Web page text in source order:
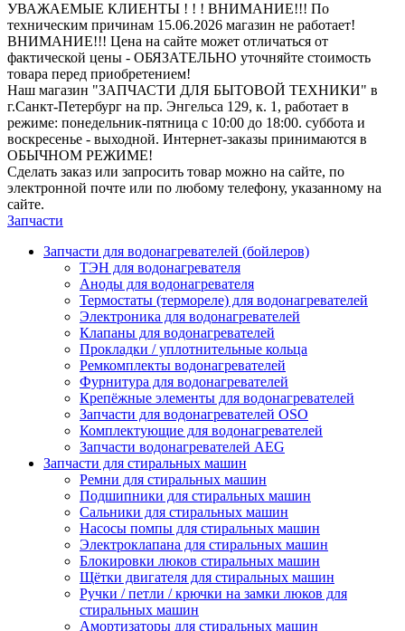
УВАЖАЕМЫЕ КЛИЕНТЫ ! ! ! ВНИМАНИЕ!!! По
техническим причинам 15.06.2026 магазин не работает!
ВНИМАНИЕ!!! Цена на сайте может отличаться от
фактической цены - ОБЯЗАТЕЛЬНО уточняйте стоимость
товара перед приобретением!
Наш магазин "ЗАПЧАСТИ ДЛЯ БЫТОВОЙ ТЕХНИКИ" в
г.Санкт-Петербург на пр. Энгельса 129, к. 1, работает в
режиме: понедельник-пятница с 10:00 до 18:00. суббота и
воскресенье - выходной. Интернет-заказы принимаются в
ОБЫЧНОМ РЕЖИМЕ!
Сделать заказ или запросить товар можно на сайте, по
электронной почте или по любому телефону, указанному на
сайте.
Запчасти
Запчасти для водонагревателей (бойлеров)
ТЭН для водонагревателя
Аноды для водонагревателя
Термостаты (термореле) для водонагревателей
Электроника для водонагревателей
Клапаны для водонагревателей
Прокладки / уплотнительные кольца
Ремкомплекты водонагревателей
Фурнитура для водонагревателей
Крепёжные элементы для водонагревателей
Запчасти для водонагревателей OSO
Комплектующие для водонагревателей
Запчасти водонагревателей AEG
Запчасти для стиральных машин
Ремни для стиральных машин
Подшипники для стиральных машин
Сальники для стиральных машин
Насосы помпы для стиральных машин
Электроклапана для стиральных машин
Блокировки люков стиральных машин
Щётки двигателя для стиральных машин
Ручки / петли / крючки на замки люков для
стиральных машин
Амортизаторы для стиральных машин